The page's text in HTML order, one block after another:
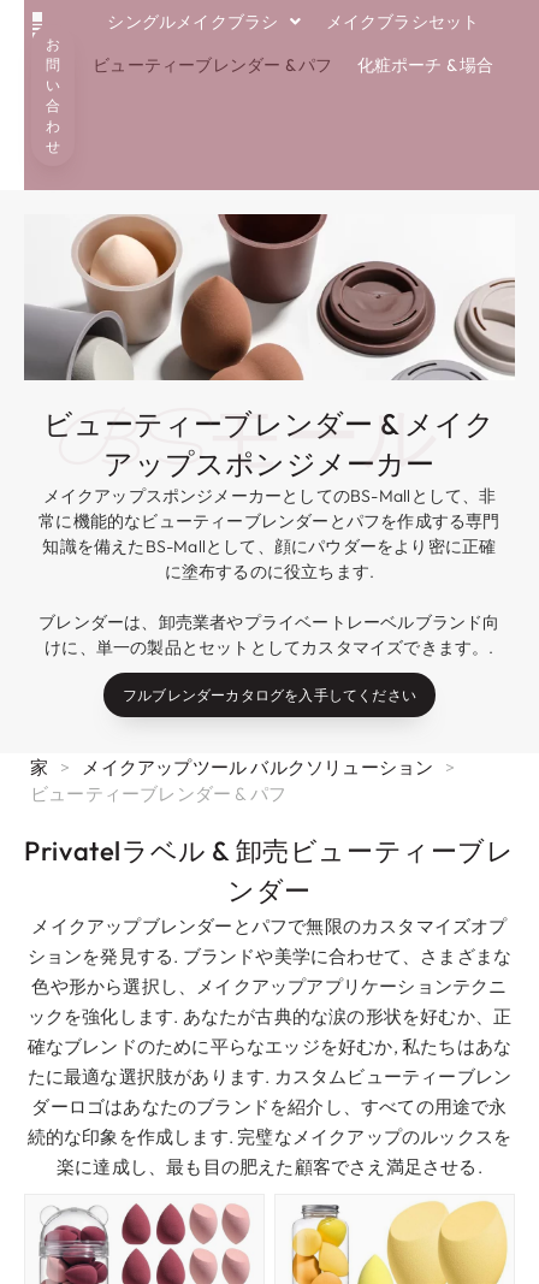
お
問
い
合
わ
せ
シングルメイクブラシ
メイクブラシセット
ビューティーブレンダー & パフ
化粧ポーチ & 場合
ビューティーブレンダー & メイク
アップスポンジメーカー
BSモール
メイクアップスポンジメーカーとしてのBS-Mallとして、非
常に機能的なビューティーブレンダーとパフを作成する専門
知識を備えたBS-Mallとして、顔にパウダーをより密に正確
に塗布するのに役立ちます.
ブレンダーは、卸売業者やプライベートレーベルブランド向
けに、単一の製品とセットとしてカスタマイズできます。.
フルブレンダーカタログを入手してください
家 > メイクアップツール バルクソリューション
>
ビューティーブレンダー & パフ
Privatelラベル & 卸売ビューティーブレ
ンダー
メイクアップブレンダーとパフで無限のカスタマイズオプ
ションを発見する. ブランドや美学に合わせて、さまざまな
色や形から選択し、メイクアップアプリケーションテクニ
ックを強化します. あなたが古典的な涙の形状を好むか、正
確なブレンドのために平らなエッジを好むか, 私たちはあな
たに最適な選択肢があります. カスタムビューティーブレン
ダーロゴはあなたのブランドを紹介し、すべての用途で永
続的な印象を作成します. 完璧なメイクアップのルックスを
楽に達成し、最も目の肥えた顧客でさえ満足させる.